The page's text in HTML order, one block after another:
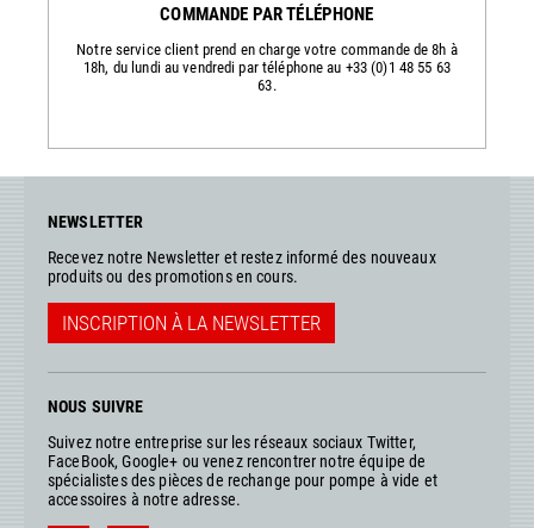
COMMANDE PAR TÉLÉPHONE
Notre service client prend en charge votre commande de 8h à
18h, du lundi au vendredi par téléphone au +33 (0)1 48 55 63
63.
NEWSLETTER
Recevez notre Newsletter et restez informé des nouveaux
produits ou des promotions en cours.
INSCRIPTION À LA NEWSLETTER
NOUS SUIVRE
Suivez notre entreprise sur les réseaux sociaux Twitter,
FaceBook, Google+ ou venez rencontrer notre équipe de
spécialistes des pièces de rechange pour pompe à vide et
accessoires à notre adresse.